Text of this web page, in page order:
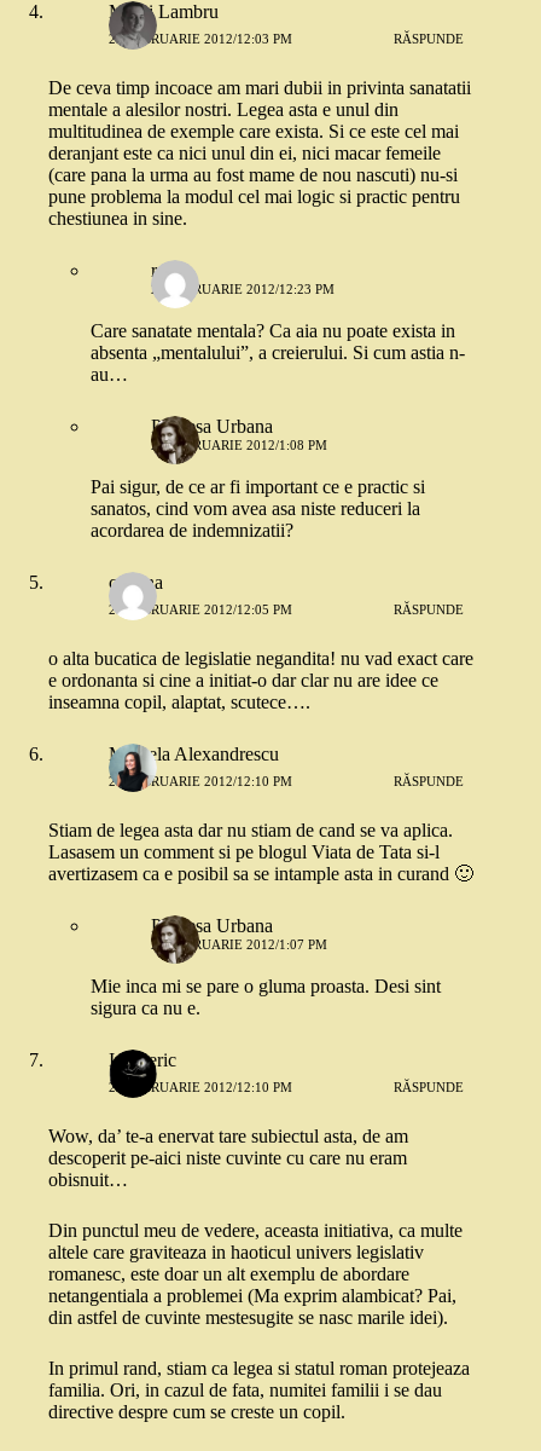
Mihai Lambru
20 FEBRUARIE 2012/12:03 PM RĂSPUNDE
De ceva timp incoace am mari dubii in privinta sanatatii
mentale a alesilor nostri. Legea asta e unul din
multitudinea de exemple care exista. Si ce este cel mai
deranjant este ca nici unul din ei, nici macar femeile
(care pana la urma au fost mame de nou nascuti) nu-si
pune problema la modul cel mai logic si practic pentru
chestiunea in sine.
ralu'
20 FEBRUARIE 2012/12:23 PM
Care sanatate mentala? Ca aia nu poate exista in
absenta „mentalului”, a creierului. Si cum astia n-
au…
Printesa Urbana
20 FEBRUARIE 2012/1:08 PM
Pai sigur, de ce ar fi important ce e practic si
sanatos, cind vom avea asa niste reduceri la
acordarea de indemnizatii?
cristina
20 FEBRUARIE 2012/12:05 PM RĂSPUNDE
o alta bucatica de legislatie negandita! nu vad exact care
e ordonanta si cine a initiat-o dar clar nu are idee ce
inseamna copil, alaptat, scutece….
Mihaela Alexandrescu
20 FEBRUARIE 2012/12:10 PM RĂSPUNDE
Stiam de legea asta dar nu stiam de cand se va aplica.
Lasasem un comment si pe blogul Viata de Tata si-l
avertizasem ca e posibil sa se intample asta in curand 🙂
Printesa Urbana
20 FEBRUARIE 2012/1:07 PM
Mie inca mi se pare o gluma proasta. Desi sint
sigura ca nu e.
Intuneric
20 FEBRUARIE 2012/12:10 PM RĂSPUNDE
Wow, da’ te-a enervat tare subiectul asta, de am
descoperit pe-aici niste cuvinte cu care nu eram
obisnuit…
Din punctul meu de vedere, aceasta initiativa, ca multe
altele care graviteaza in haoticul univers legislativ
romanesc, este doar un alt exemplu de abordare
netangentiala a problemei (Ma exprim alambicat? Pai,
din astfel de cuvinte mestesugite se nasc marile idei).
In primul rand, stiam ca legea si statul roman protejeaza
familia. Ori, in cazul de fata, numitei familii i se dau
directive despre cum se creste un copil.